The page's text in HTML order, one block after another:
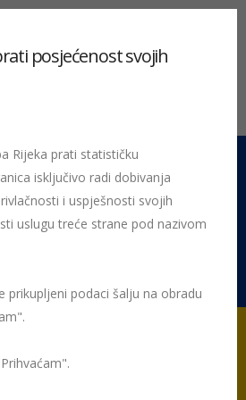
Rijeka
novosti
posjećenost svojih
Rijeka prati statističku
isključivo radi dobivanja
i uspješnosti svojih
uslugu treće strane pod nazivom
prikupljeni podaci šalju na obradu